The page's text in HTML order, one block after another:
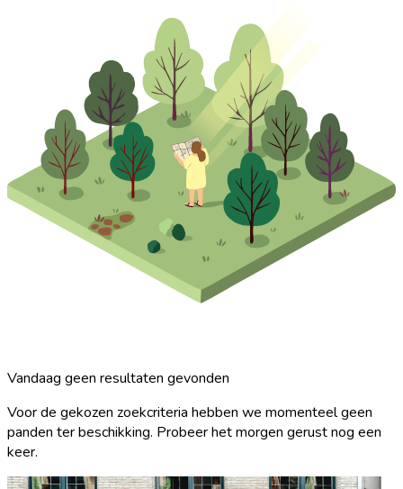
Vandaag geen resultaten gevonden
Voor de gekozen zoekcriteria hebben we momenteel geen
panden ter beschikking. Probeer het morgen gerust nog een
keer.